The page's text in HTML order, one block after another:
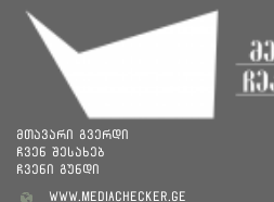
მთავარი გვერდი
ჩვენ შესახებ
ჩვენი გუნდი
www.mediachecker.ge